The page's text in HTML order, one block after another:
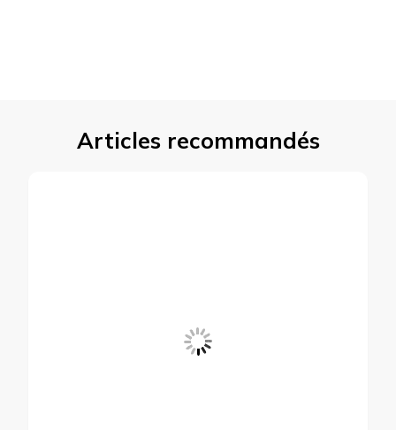
Articles recommandés